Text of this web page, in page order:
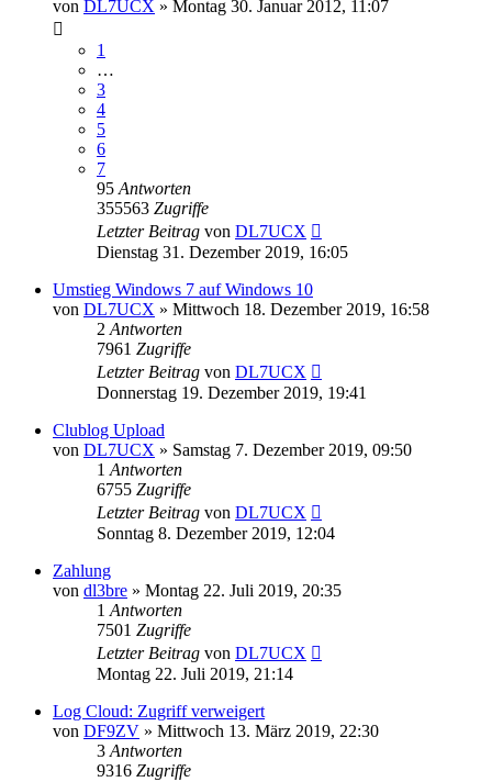
von DL7UCX » Montag 30. Januar 2012, 11:07
1
…
3
4
5
6
7
95 Antworten
355563 Zugriffe
Letzter Beitrag von DL7UCX
Dienstag 31. Dezember 2019, 16:05
Umstieg Windows 7 auf Windows 10
von DL7UCX » Mittwoch 18. Dezember 2019, 16:58
2 Antworten
7961 Zugriffe
Letzter Beitrag von DL7UCX
Donnerstag 19. Dezember 2019, 19:41
Clublog Upload
von DL7UCX » Samstag 7. Dezember 2019, 09:50
1 Antworten
6755 Zugriffe
Letzter Beitrag von DL7UCX
Sonntag 8. Dezember 2019, 12:04
Zahlung
von dl3bre » Montag 22. Juli 2019, 20:35
1 Antworten
7501 Zugriffe
Letzter Beitrag von DL7UCX
Montag 22. Juli 2019, 21:14
Log Cloud: Zugriff verweigert
von DF9ZV » Mittwoch 13. März 2019, 22:30
3 Antworten
9316 Zugriffe